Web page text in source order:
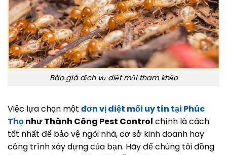
Báo giá dịch vụ diệt mối tham khảo
Việc lựa chọn một đơn vị diệt mối uy tín tại Phúc
Thọnhư Thành Công Pest Control chính là cách
tốt nhất để bảo vệ ngôi nhà, cơ sở kinh doanh hay
công trình xây dựng của bạn. Hãy để chúng tôi đồng